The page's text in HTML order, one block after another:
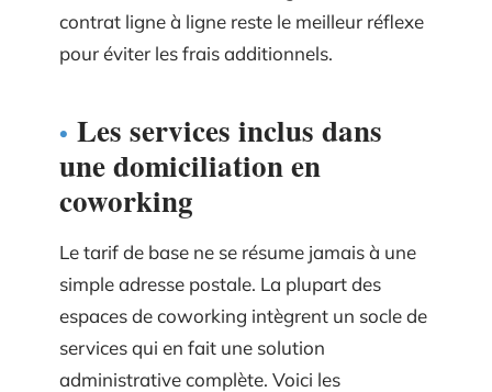
contrat ligne à ligne reste le meilleur réflexe
pour éviter les frais additionnels.
Les services inclus dans
une domiciliation en
coworking
Le tarif de base ne se résume jamais à une
simple adresse postale. La plupart des
espaces de coworking intègrent un socle de
services qui en fait une solution
administrative complète. Voici les